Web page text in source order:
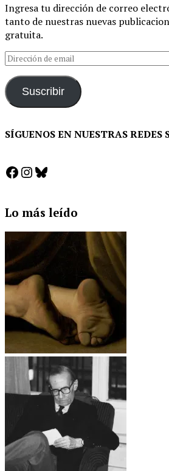
Ingresa tu dirección de correo
tanto de nuestras nuevas
gratuita.
Dirección
de
email
Suscribir
SÍGUENOS EN NUESTRAS REDES
Facebook
Instagram
Bluesky
Lo más leído